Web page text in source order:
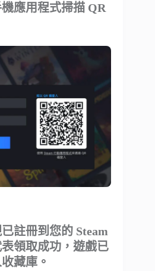
應用程式掃描 QR
註冊到您的 Steam
領取成功，遊戲已
藏庫。